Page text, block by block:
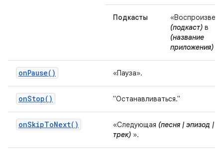
Подкасты
(подкаст) в
(название
приложения)
onPause() «Пауза».
onStop() "Останавливаться."
onSkipToNext() «Следующая (песня | эпизод |
трек) ».